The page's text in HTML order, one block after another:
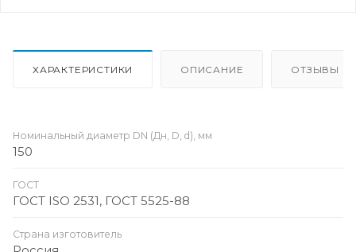
ХАРАКТЕРИСТИКИ ОПИСАНИЕ ОТЗЫВЫ
Номинальный диаметр DN (Дн, D, d), мм
150
ГОСТ
ГОСТ ISO 2531, ГОСТ 5525-88
Страна изготовитель